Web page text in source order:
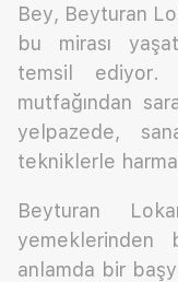
Bey, Beyturan
bu mirası
temsil ediyor.
mutfağından
yelpazede,
tekniklerle
Beyturan
yemeklerinden
anlamda bir